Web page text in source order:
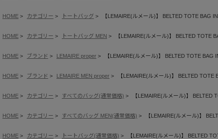
HOME カテゴリー トートバッグ 【LEMAIRE(ルメール)】 BELTED TOTE BAG
HOME カテゴリー トートバッグ MEN 【LEMAIRE(ルメール)】 BELTED TOTE
HOME ブランド LEMAIRE proper 【LEMAIRE(ルメール)】 BELTED TOTE BAG
HOME ブランド LEMAIRE MEN proper 【LEMAIRE(ルメール)】 BELTED TOTE
HOME カテゴリー すべてのバッグ(通常価格) 【LEMAIRE(ルメール)】 BELTED
HOME カテゴリー すべてのバッグ MEN(通常価格) 【LEMAIRE(ルメール)】
HOME カテゴリー トートバッグ(通常価格) 【LEMAIRE(ルメール)】 BELTED